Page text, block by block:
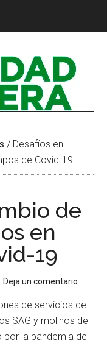
/ Desafíos en
de Covid-19
de
en
19
Deja un comentario
de servicios de
SAG y molinos de
por la pandemia del